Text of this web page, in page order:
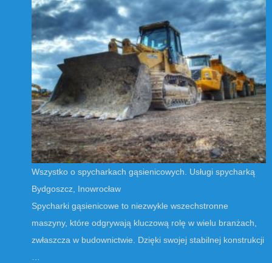
Wszystko o spycharkach gąsienicowych. Usługi spycharką
Bydgoszcz, Inowrocław
Spycharki gąsienicowe to niezwykle wszechstronne
maszyny, które odgrywają kluczową rolę w wielu branżach,
zwłaszcza w budownictwie. Dzięki swojej stabilnej konstrukcji
…